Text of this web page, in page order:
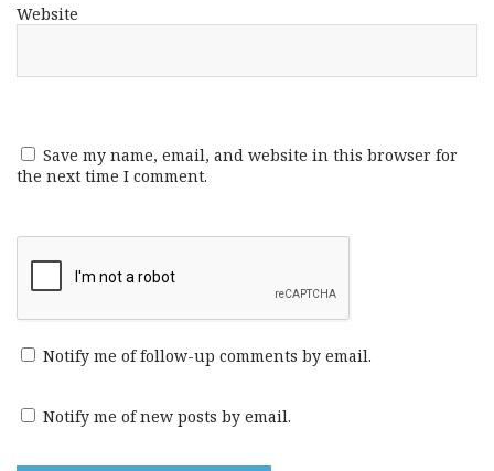
Website
Save my name, email, and website in this browser for
the next time I comment.
Notify me of follow-up comments by email.
Notify me of new posts by email.